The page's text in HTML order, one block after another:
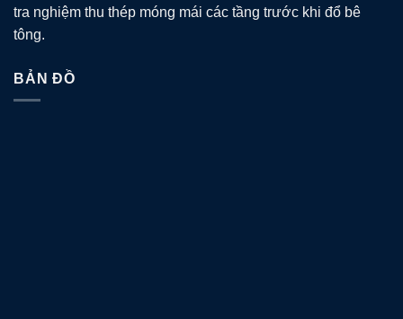
tra nghiệm thu thép móng mái các tầng trước khi đổ bê
tông.
BẢN ĐỒ